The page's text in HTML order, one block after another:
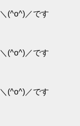
(^o^)／です
(^o^)／です
(^o^)／です